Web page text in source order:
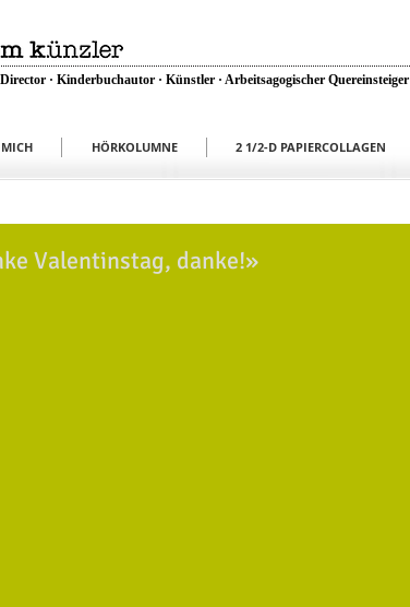
· Kinderbuchautor · Künstler · Arbeitsagogischer Quereinsteiger
MICH HÖRKOLUMNE 2 1/2-D PAPIERCOLLAGEN
Valentinstag, danke!»